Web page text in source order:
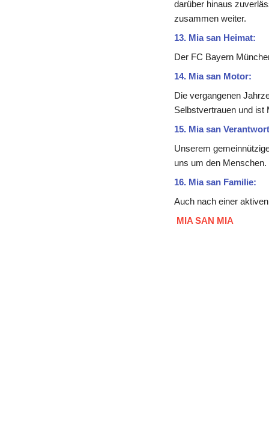
darüber hinaus
zusammen weiter.
13. Mia san Heimat:
Der FC Bayern
14. Mia san Motor:
Die vergangenen
Selbstvertrauen und ist
15. Mia san
Unserem
uns um den
16. Mia san Familie:
Auch nach einer
MIA SAN MIA